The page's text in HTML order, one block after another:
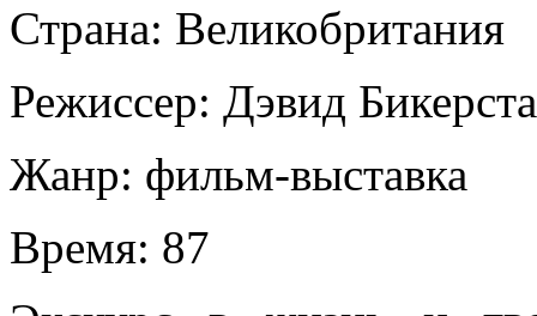
Страна: Великобритания
Режиссер: Дэвид
Жанр: фильм-выставка
Время: 87